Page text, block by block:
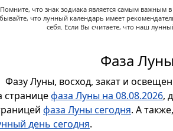
Помните, что знак зодиака является самым
что лунный календарь имеет
себя. Если Вы считаете, что наш
Фаза
Фазу Луны, восход, закат и
страницефаза Луны на 08.08.2026,
фаза Луны сегодня. А
день сегодня.